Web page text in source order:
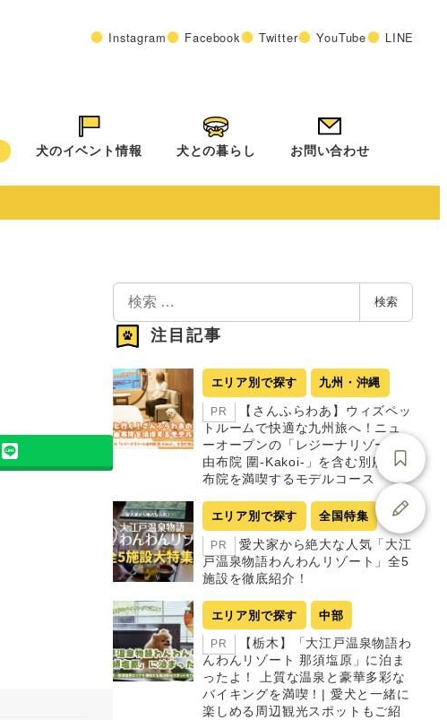
Instagram Facebook Twitter YouTube LINE
犬のイベント情報 犬との暮らし お問い合わせ
検
索
検索
注目記事
エリア別で探す 九州・沖縄
PR
【さんふらわあ】ウィズペッ
トルームで快適な九州旅へ！ニュ
ーオープンの「レジーナリゾート
由布院 圍-Kakoi-」を含む別府・由
布院を満喫するモデルコース
エリア別で探す 全国特集
PR
愛犬家から絶大な人気「大江
戸温泉物語わんわんリゾート」全5
施設を徹底紹介！
エリア別で探す 中部
PR
【栃木】「大江戸温泉物語わ
んわんリゾート 那須塩原」に泊ま
ったよ！ 上質な温泉と豪華多彩な
バイキングを満喫！| 愛犬と一緒に
楽しめる周辺観光スポットもご紹